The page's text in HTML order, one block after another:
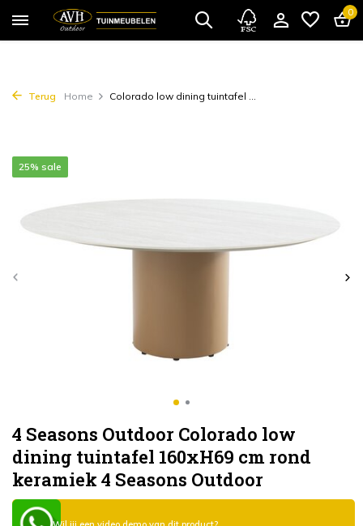
0
Terug Home Colorado low dining tuintafel ...
4 Seasons Outdoor Colorado low
dining tuintafel 160xH69 cm rond
keramiek 4 Seasons Outdoor
25% sale